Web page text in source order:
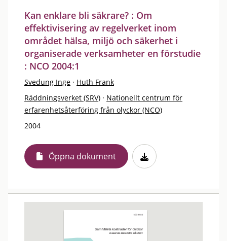
Kan enklare bli säkrare? : Om
effektivisering av regelverket inom
området hälsa, miljö och säkerhet i
organiserade verksamheter en förstudie
: NCO 2004:1
Svedung Inge · Huth Frank
Räddningsverket (SRV) · Nationellt centrum för
erfarenhetsåterföring från olyckor (NCO)
2004
Öppna dokument